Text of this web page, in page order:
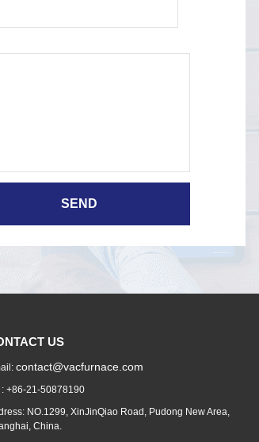
US
contact@vacfurnace.com
: +86-21-50878190
NO.1299, XinJinQiao Road, Pudong New Area,
China.